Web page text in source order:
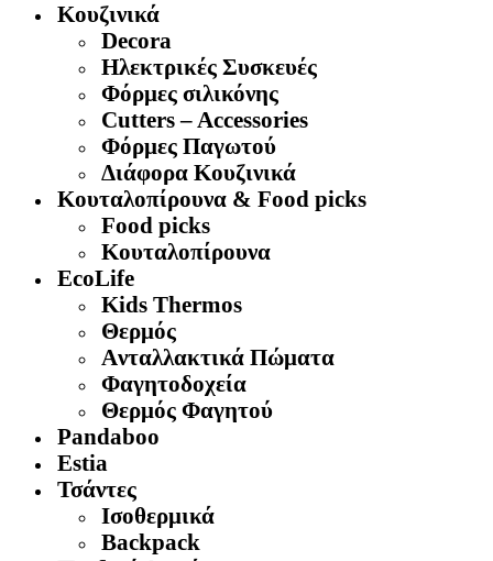
Κουζινικά
Decora
Ηλεκτρικές Συσκευές
Φόρμες σιλικόνης
Cutters – Accessories
Φόρμες Παγωτού
Διάφορα Κουζινικά
Κουταλοπίρουνα & Food picks
Food picks
Κουταλοπίρουνα
EcoLife
Kids Thermos
Θερμός
Aνταλλακτικά Πώματα
Φαγητοδοχεία
Θερμός Φαγητού
Pandaboo
Estia
Τσάντες
Ισοθερμικά
Backpack